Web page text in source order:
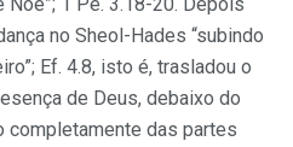
no Sheol-Hades “subindo
Ef. 4.8, isto é, trasladou o
de Deus, debaixo do
completamente das partes